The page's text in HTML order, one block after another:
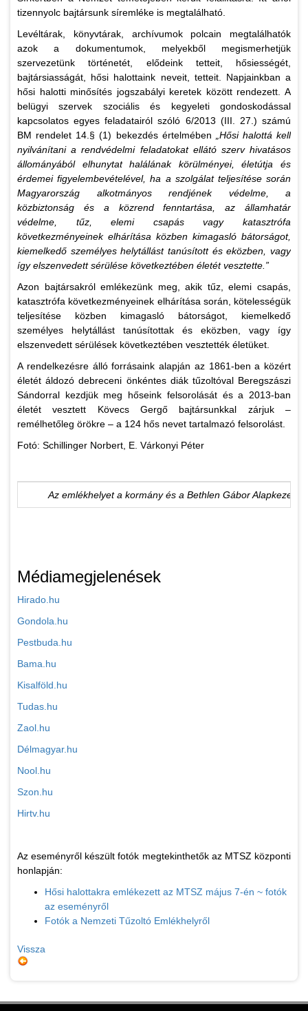
tizennyolc bajtársunk síremléke is megtalálható.
Levéltárak, könyvtárak, archívumok polcain megtalálhatók
azok a dokumentumok, melyekből megismerhetjük
szervezetünk történetét, elődeink tetteit, hősiességét,
bajtársiasságát, hősi halottaink neveit, tetteit. Napjainkban a
hősi halotti minősítés jogszabályi keretek között rendezett. A
belügyi szervek szociális és kegyeleti gondoskodással
kapcsolatos egyes feladatairól szóló 6/2013 (III. 27.) számú
BM rendelet 14.§ (1) bekezdés értelmében „Hősi halottá kell
nyilvánítani a rendvédelmi feladatokat ellátó szerv hivatásos
állományából elhunytat halálának körülményei, életútja és
érdemei figyelembevételével, ha a szolgálat teljesítése során
Magyarország alkotmányos rendjének védelme, a
közbiztonság és a közrend fenntartása, az államhatár
védelme, tűz, elemi csapás vagy katasztrófa
következményeinek elhárítása közben kimagasló bátorságot,
kiemelkedő személyes helytállást tanúsított és eközben, vagy
így elszenvedett sérülése következtében életét vesztette.”
Azon bajtársakról emlékezünk meg, akik tűz, elemi csapás,
katasztrófa következményeinek elhárítása során, kötelességük
teljesítése közben kimagasló bátorságot, kiemelkedő
személyes helytállást tanúsítottak és eközben, vagy így
elszenvedett sérülések következtében vesztették életüket.
A rendelkezésre álló forrásaink alapján az 1861-ben a közért
életét áldozó debreceni önkéntes diák tűzoltóval Beregszászi
Sándorral kezdjük meg hőseink felsorolását és a 2013-ban
életét vesztett Kövecs Gergő bajtársunkkal zárjuk –
remélhetőleg örökre – a 124 hős nevet tartalmazó felsorolást.
Fotó: Schillinger Norbert, E. Várkonyi Péter
Az emlékhelyet a kormány és a Bethlen Gábor
Médiamegjelenések
Hirado.hu
Gondola.hu
Pestbuda.hu
Bama.hu
Kisalföld.hu
Tudas.hu
Zaol.hu
Délmagyar.hu
Nool.hu
Szon.hu
Hirtv.hu
Az eseményről készült fotók megtekinthetők az MTSZ központi
honlapján:
Hősi halottakra emlékezett az MTSZ május 7-én ~ fotók
az eseményről
Fotók a Nemzeti Tűzoltó Emlékhelyről
Vissza